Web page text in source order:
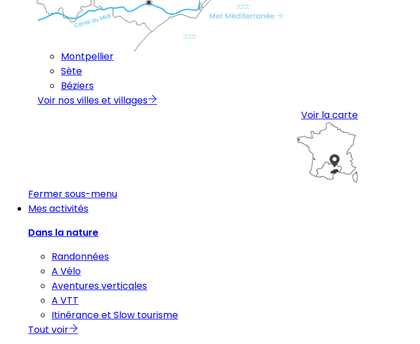
Montpellier
Sète
Béziers
Voir nos villes et villages
Voir la carte
Fermer sous-menu
Mes activités
Dans la nature
Randonnées
A Vélo
Aventures verticales
A VTT
Itinérance et Slow tourisme
Tout voir